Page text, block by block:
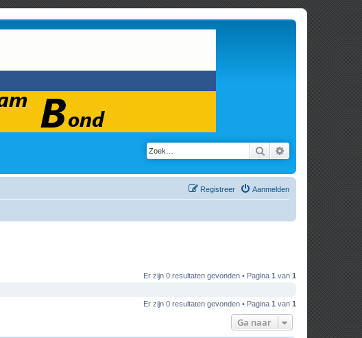
Zoek Uitgebreid zoeken
Aanmelden
Registreer
Er zijn 0 resultaten gevonden • Pagina 1 van 1
Er zijn 0 resultaten gevonden • Pagina 1 van 1
Ga naar